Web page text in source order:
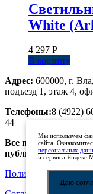
White
4 297 Р
В корзину
Адрес: 600000, г.
подъезд 1, этаж 4,
Телефоны:8 (4922)
44
Все предложения,
публичной
Политика обработки
Мы используем
сайта.
персональных
и сервиса
Даю